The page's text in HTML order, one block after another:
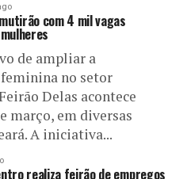
com 4 mil vagas
de ampliar a
no setor
Delas acontece
março, em diversas
A iniciativa...
realiza feirão de empregos